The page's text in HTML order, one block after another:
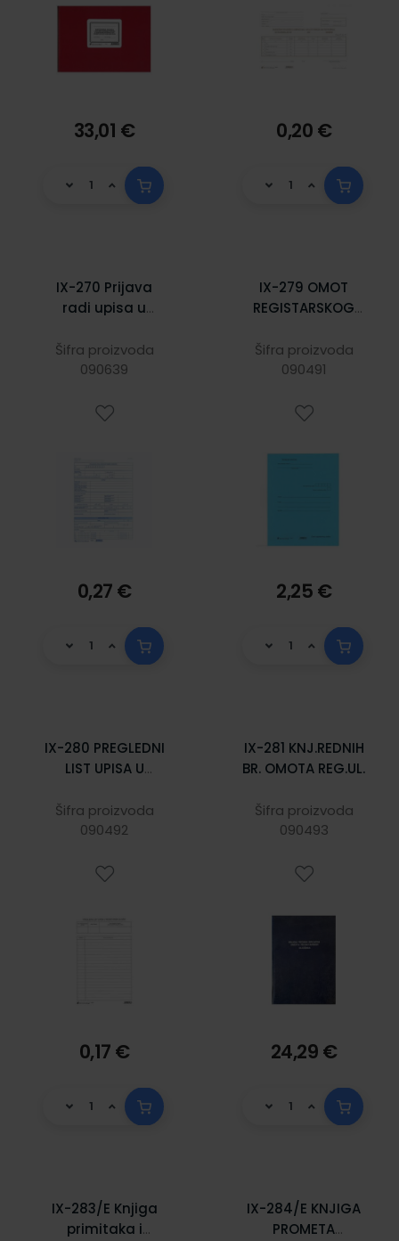
33,01 € 0,20 €
IX-270 Prijava
radi upisa u
obveznik (RPO)
Šifra proizvoda
090639
0,27 €
IX-279 OMOT
REGISTARSKOG
31 cm
Šifra proizvoda
090491
2,25 €
IX-280 PREGLEDNI
LIST UPISA U
ULOŽAK; List, 21 x
29,7 cm
Šifra proizvoda
090492
0,17 €
IX-281 KNJ.REDNIH
BR. OMOTA REG.UL.
Šifra proizvoda
090493
24,29 €
IX-283/E Knjiga
primitaka i
IX-284/E KNJIGA
PROMETA